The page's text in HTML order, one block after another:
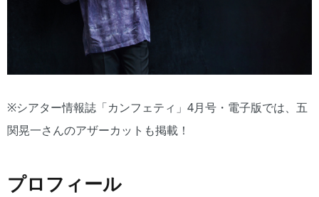
※シアター情報誌「カンフェティ」4月号・電子版では、五
関晃一さんのアザーカットも掲載！
プロフィール